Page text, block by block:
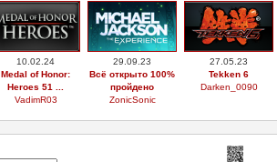
10.02.24
Medal of Honor:
Heroes 51 ...
VadimR03
29.09.23
Всё открыто 100%
пройдено
ZonicSonic
27.05.23
Tekken 6
Darken_0090